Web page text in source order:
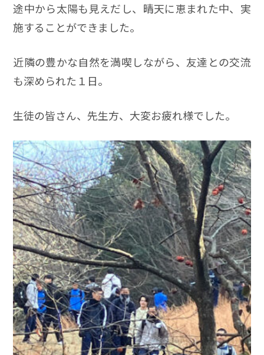
途中から太陽も見えだし、晴天に恵まれた中、実
施することができました。
近隣の豊かな自然を満喫しながら、友達との交流
も深められた１日。
生徒の皆さん、先生方、大変お疲れ様でした。